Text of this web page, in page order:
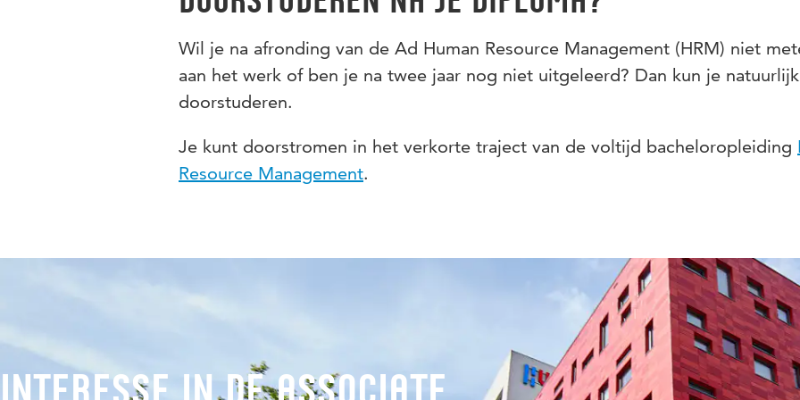
Wil je na afronding van de Ad Human Resource Management (HRM) niet
aan het werk of ben je na twee jaar nog niet uitgeleerd? Dan kun je
doorstuderen.
Je kunt doorstromen in het verkorte traject van de voltijd bacheloropleiding
Resource Management.